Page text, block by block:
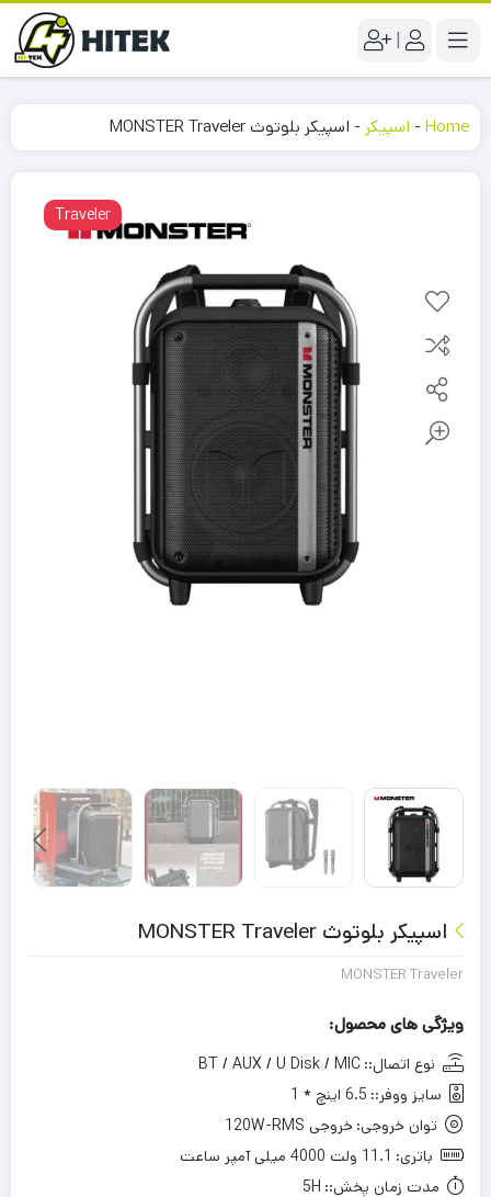
|
Home
- اسپیکر - اسپیکر بلوتوث MONSTER Traveler
Traveler
اسپیکر بلوتوث MONSTER Traveler
MONSTER Traveler
ویژگی های محصول:
نوع اتصال:: BT / AUX / U Disk / MIC
سایز ووفر:: 6.5 اینچ * 1
توان خروجی: خروجی 120W-RMS
باتری: 11.1 ولت 4000 میلی آمپر ساعت
مدت زمان پخش:: 5H